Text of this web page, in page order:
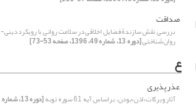
صداقت
بررسی نقش سازندۀ فضایل اخلاقی در سلامت روانی با رویکرد دینی-
روان‌شناختی[دوره 13، شماره 49، 1396، صفحه 53-73]
ع
عذر پذیری
آثار وبرکات«اذن»بودن، براساس آیه 61 سوره توبه